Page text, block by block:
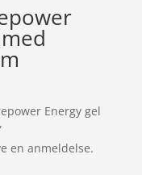
Energy gel
en anmeldelse.